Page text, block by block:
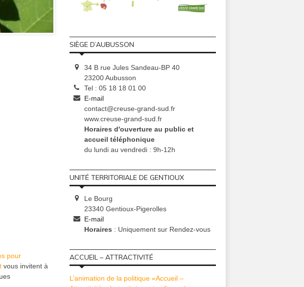
pour
vous invitent à
SIÈGE D’AUBUSSON
34 B rue Jules Sandeau-BP 40
23200 Aubusson
Tel : 05 18 18 01 00
E-mail
contact@creuse-grand-sud.fr
www.creuse-grand-sud.fr
Horaires d'ouverture au public et
accueil téléphonique
du lundi au vendredi : 9h-12h
UNITÉ TERRITORIALE DE GENTIOUX
Le Bourg
23340 Gentioux-Pigerolles
E-mail
Horaires : Uniquement sur Rendez-vous
ACCUEIL – ATTRACTIVITÉ
L’animation de la politique «Accueil –